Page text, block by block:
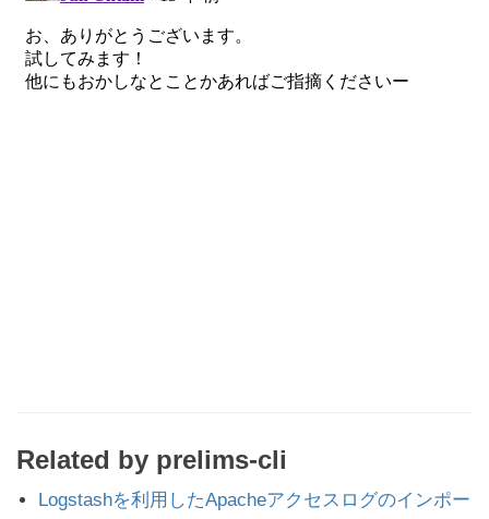
Related by prelims-cli
Logstashを利用したApacheアクセスログのインポー